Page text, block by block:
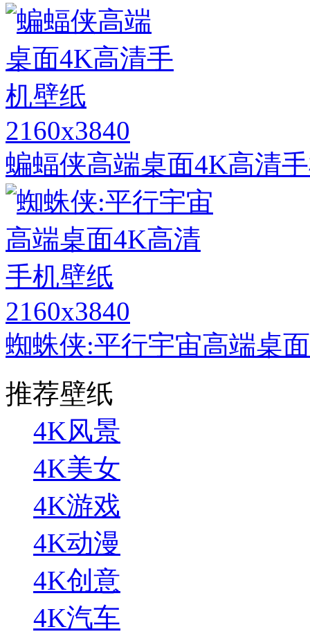
2160x3840
蝙蝠侠高端桌面4K高清
2160x3840
蜘蛛侠:平行宇宙高端桌
推荐壁纸
4K风景
4K美女
4K游戏
4K动漫
4K创意
4K汽车